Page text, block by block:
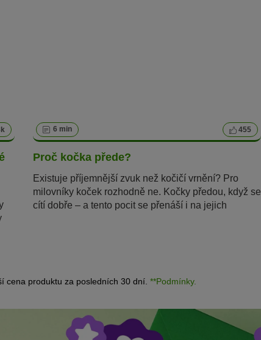
6 min 455
Proč kočka přede?
Existuje příjemnější zvuk než kočičí vrnění? Pro
milovníky koček rozhodně ne. Kočky předou, když se
cítí dobře – a tento pocit se přenáší i na jejich
cena produktu za posledních 30 dní. **Podmínky.